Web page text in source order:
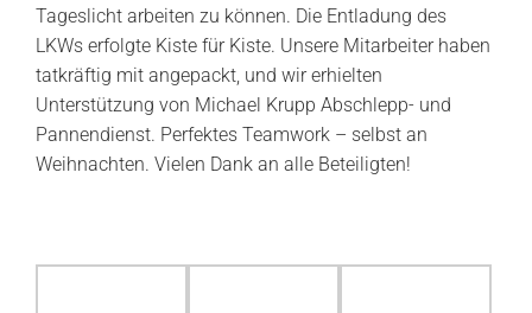
Tageslicht arbeiten zu können. Die Entladung des
LKWs erfolgte Kiste für Kiste. Unsere Mitarbeiter haben
tatkräftig mit angepackt, und wir erhielten
Unterstützung von Michael Krupp Abschlepp- und
Pannendienst. Perfektes Teamwork – selbst an
Weihnachten. Vielen Dank an alle Beteiligten!